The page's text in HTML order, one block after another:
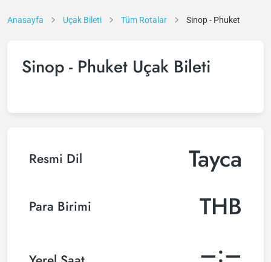
Anasayfa Uçak Bileti Tüm Rotalar Sinop - Phuket
Sinop - Phuket Uçak Bileti
Resmi Dil Tayca
Para Birimi THB
–:–